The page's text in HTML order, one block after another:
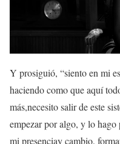
Y prosiguió, “siento en mi
haciendo como que aquí
más,necesito salir de este
empezar por algo, y lo
mi presenciay cambio,